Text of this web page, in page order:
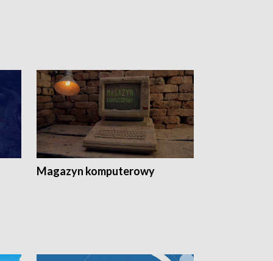
Magazyn komputerowy